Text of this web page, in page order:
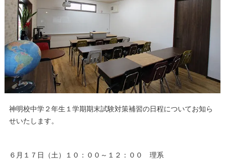
神明校中学２年生１学期期末試験対策補習の日程についてお知ら
せいたします。
６月１７日（土）１０：００～１２：００ 理系